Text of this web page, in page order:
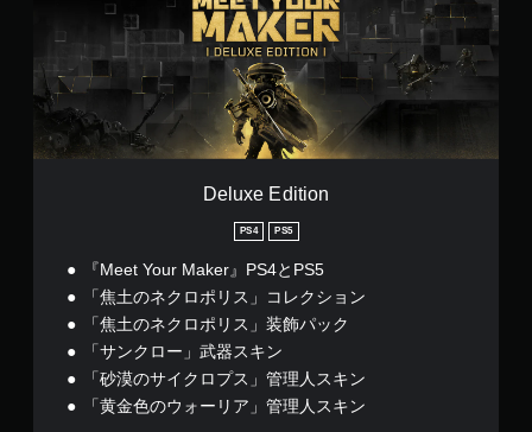
t
o
n
Deluxe Edition
PS4 PS5
『Meet Your Maker』PS4とPS5
「焦土のネクロポリス」コレクション
「焦土のネクロポリス」装飾パック
「サンクロー」武器スキン
「砂漠のサイクロプス」管理人スキン
「黄金色のウォーリア」管理人スキン